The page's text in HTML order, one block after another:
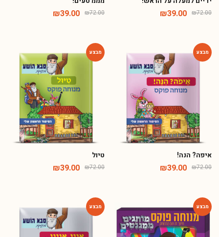
₪72.00
₪39.00
₪72.00
₪39.00
איפה? הנה!
₪72.00
₪39.00
טיול
₪72.00
₪39.00